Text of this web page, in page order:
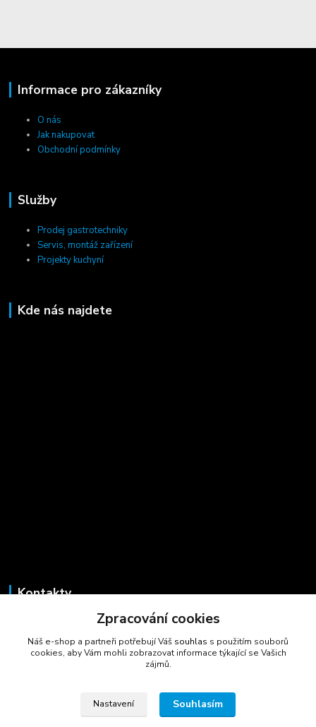
Informace pro zákazníky
O nás
Jak nakupovat
Obchodní podmínky
Služby
Prodej gastrotechniky
Servis, montáž zařízení
Projekty kuchyní
Kde nás najdete
Kontakty
+420 723 725 881
(Po-Pá, 8-16 hod.)
Zpracování cookies
Náš e-shop a partneři potřebují Váš souhlas s použitím souborů
cookies, aby Vám mohli zobrazovat informace týkající se Vašich
zájmů.
Nastavení Souhlasím